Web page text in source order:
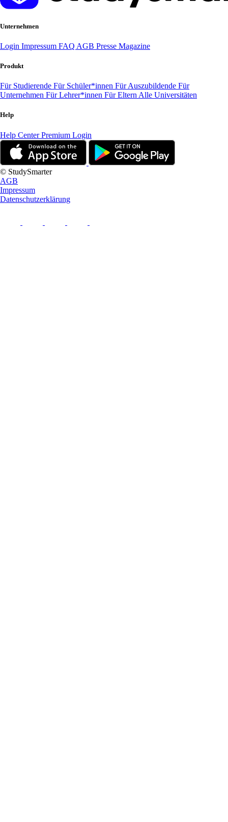
Unternehmen
Login Impressum FAQ AGB Presse Magazine
Produkt
Für Studierende Für Schüler*innen Für Auszubildende Für
Unternehmen Für Lehrer*innen Für Eltern Alle Universitäten
Help
Help CenterPremium Login
© StudySmarter
AGB
Impressum
Datenschutzerklärung